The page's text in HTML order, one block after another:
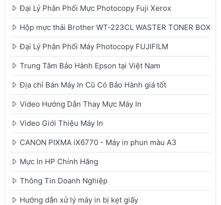
Đại Lý Phân Phối Mực Photocopy Fuji Xerox
Hộp mực thải Brother WT-223CL WASTER TONER BOX
Đại Lý Phân Phối Máy Photocopy FUJIFILM
Trung Tâm Bảo Hành Epson tại Việt Nam
Địa chỉ Bán Máy In Cũ Có Bảo Hành giá tốt
Video Hướng Dẫn Thay Mực Máy In
Video Giới Thiệu Máy In
CANON PIXMA iX6770 - Máy in phun màu A3
Mực In HP Chính Hãng
Thông Tin Doanh Nghiệp
Hướng dẫn xử lý máy in bị kẹt giấy